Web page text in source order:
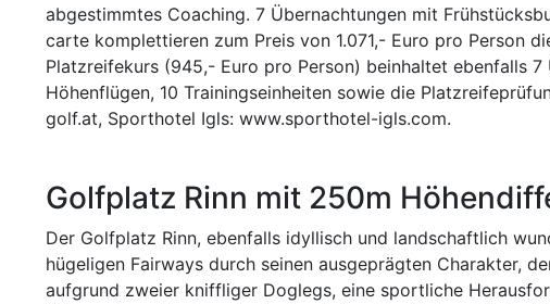
abgestimmtes Coaching. 7 Übernachtungen mit
carte komplettieren zum Preis von 1.071,- Euro pro Person
Platzreifekurs (945,- Euro pro Person) beinhaltet ebenfalls
Höhenflügen, 10 Trainingseinheiten sowie die
golf.at, Sporthotel Igls: www.sporthotel-igls.com.
Golfplatz Rinn mit 250m
Der Golfplatz Rinn, ebenfalls idyllisch und landschaftlich
hügeligen Fairways durch seinen ausgeprägten Charakter,
aufgrund zweier kniffliger Doglegs, eine sportliche